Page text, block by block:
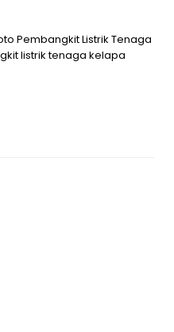
Pembangkit Listrik Tenaga
listrik tenaga kelapa